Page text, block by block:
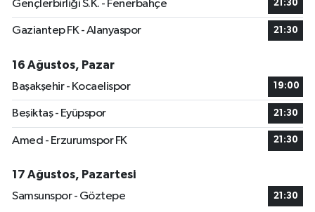
Gençlerbirliği S.K. - Fenerbahçe 21:30
Gaziantep FK - Alanyaspor 21:30
16 Ağustos, Pazar
Başakşehir - Kocaelispor
19:00
Beşiktaş - Eyüpspor 21:30
Amed - Erzurumspor FK 21:30
17 Ağustos, Pazartesi
Samsunspor - Göztepe
21:30